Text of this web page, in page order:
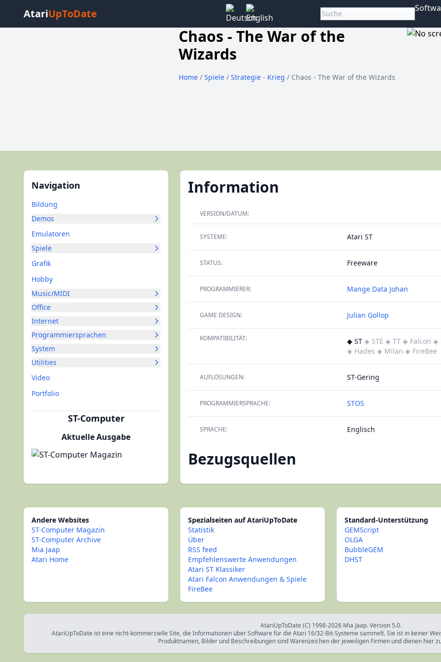
AtariUpToDate
Chaos - The War of the
Wizards
Home/ Spiele / Strategie - Krieg / Chaos - The War of the Wizards
Navigation
Bildung
Demos
Emulatoren
Spiele
Grafik
Hobby
Music/MIDI
Office
Internet
Programmiersprachen
System
Utilities
Video
Portfolio
ST-Computer
Aktuelle Ausgabe
Information
VERSION/DATUM:
SYSTEME: Atari ST
STATUS: Freeware
PROGRAMMIERER: Mange Data Johan
GAME DESIGN: Julian Gollop
KOMPATIBILITÄT: ◆ ST ◈ STE ◈ TT ◈ Falcon ◈
◈ Hades ◈ Milan ◈ FireBee
AUFLÖSUNGEN: ST-Gering
PROGRAMMIERSPRACHE: STOS
SPRACHE: Englisch
Bezugsquellen
Andere Websites
ST-Computer Magazin
ST-Computer Archive
Mia Jaap
Atari Home
Spezialseiten auf AtariUpToDate
Statistik
Über
RSS feed
Empfehlenswerte Anwendungen
Atari ST Klassiker
Atari Falcon Anwendungen & Spiele
FireBee
Standard-Unterstützung
GEMScript
OLGA
BubbleGEM
DHST
AtariUpToDate (C) 1998-2026 Mia Jaap. Version 5.0.
AtariUpToDate ist eine nicht-kommerzielle Site, die Informationen über Software für die Atari 16/32-Bit-Systeme sammelt. Sie ist in keiner
Produktnamen, Bilder und Beschreibungen sind Warenzeichen der jeweiligen Firmen und dienen hier